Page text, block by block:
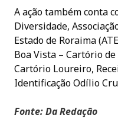
A ação também conta
Diversidade,
Estado de Roraima
Boa Vista – Cartório
Cartório Loureiro,
Identificação Odílio
Fonte: Da Redação